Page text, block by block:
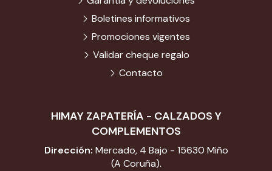
HIMAY ZAPATERÍA - CALZADOS Y
COMPLEMENTOS
Dirección: Mercado, 4 Bajo - 15630 Miño
(A Coruña).
Boletines informativos
Promociones vigentes
Validar cheque regalo
Contacto